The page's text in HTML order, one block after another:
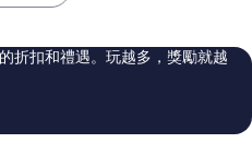
超
全
評
論
折扣和禮遇。玩越多，獎勵就越